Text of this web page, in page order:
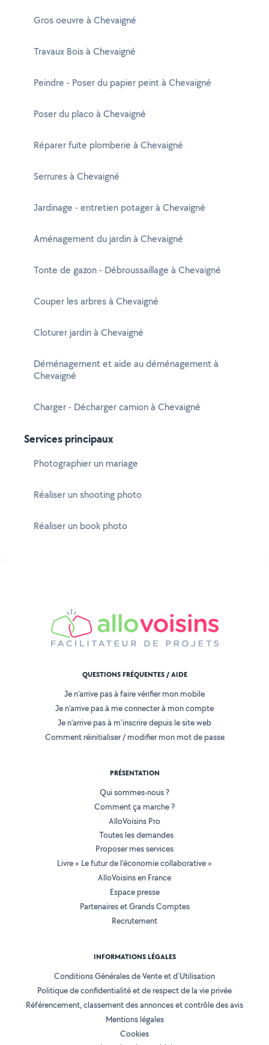
Gros oeuvre à Chevaigné
Travaux Bois à Chevaigné
Peindre - Poser du papier peint à Chevaigné
Poser du placo à Chevaigné
Réparer fuite plomberie à Chevaigné
Serrures à Chevaigné
Jardinage - entretien potager à Chevaigné
Aménagement du jardin à Chevaigné
Tonte de gazon - Débroussaillage à Chevaigné
Couper les arbres à Chevaigné
Cloturer jardin à Chevaigné
Déménagement et aide au déménagement à
Chevaigné
Charger - Décharger camion à Chevaigné
Services principaux
Photographier un mariage
Réaliser un shooting photo
Réaliser un book photo
QUESTIONS FRÉQUENTES / AIDE
Je n'arrive pas à faire vérifier mon mobile
Je n'arrive pas à me connecter à mon compte
Je n'arrive pas à m'inscrire depuis le site web
Comment réinitialiser / modifier mon mot de passe
PRÉSENTATION
Qui sommes-nous ?
Comment ça marche ?
AlloVoisins Pro
Toutes les demandes
Proposer mes services
Livre « Le futur de l'économie collaborative »
AlloVoisins en France
Espace presse
Partenaires et Grands Comptes
Recrutement
INFORMATIONS LÉGALES
Conditions Générales de Vente et d'Utilisation
Politique de confidentialité et de respect de la vie privée
Référencement, classement des annonces et contrôle des avis
Mentions légales
Cookies